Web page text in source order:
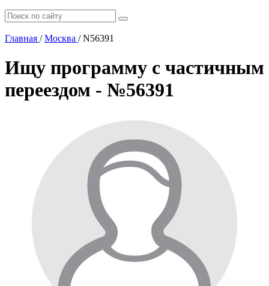
Главная / Москва /N56391
Ищу программу с частичным
переездом - №56391